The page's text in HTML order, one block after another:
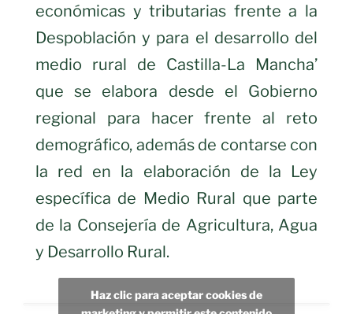
económicas y tributarias frente a la
Despoblación y para el desarrollo del
medio rural de Castilla-La Mancha’
que se elabora desde el Gobierno
regional para hacer frente al reto
demográfico, además de contarse con
la red en la elaboración de la Ley
específica de Medio Rural que parte
de la Consejería de Agricultura, Agua
y Desarrollo Rural.
Haz clic para aceptar cookies de